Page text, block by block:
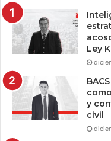
Ley
y
civil